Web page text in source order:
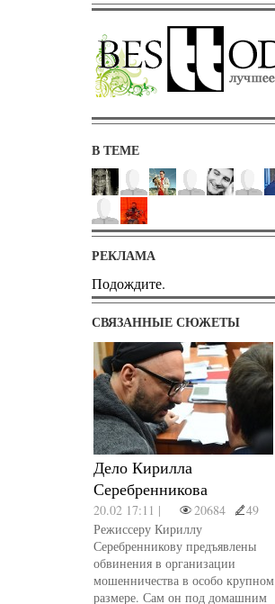
В ТЕМЕ
РЕКЛАМА
Подождите.
СВЯЗАННЫЕ СЮЖЕТЫ
Дело Кирилла
Серебренникова
20.02 17:11 | 20684
49
Режиссеру Кириллу
Серебренникову предъявлены
обвинения в организации
мошенничества в особо крупном
размере. Сам он под домашним